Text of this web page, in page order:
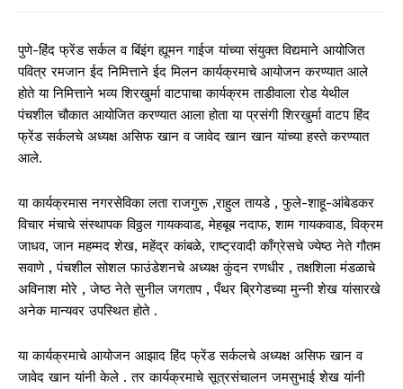
पुणे-हिंद फ्रेंड सर्कल व बिंइंग ह्यूमन गाईज यांच्या संयुक्त विद्यमाने आयोजित
पवित्र रमजान ईद निमित्ताने ईद मिलन कार्यक्रमाचे आयोजन करण्यात आले
होते या निमित्ताने भव्य शिरखुर्मा वाटपाचा कार्यक्रम ताडीवाला रोड येथील
पंचशील चौकात आयोजित करण्यात आला होता या प्रसंगी शिरखुर्मा वाटप हिंद
फ्रेंड सर्कलचे अध्यक्ष असिफ खान व जावेद खान खान यांच्या हस्ते करण्यात
आले.
या कार्यक्रमास नगरसेविका लता राजगुरू ,राहुल तायडे , फुले-शाहू-आंबेडकर
विचार मंचाचे संस्थापक विठ्ठल गायकवाड, मेहबूब नदाफ, शाम गायकवाड, विक्रम
जाधव, जान महम्मद शेख, महेंद्र कांबळे, राष्ट्रवादी काँग्रेसचे ज्येष्ठ नेते गौतम
सवाणे , पंचशील सोशल फाउंडेशनचे अध्यक्ष कुंदन रणधीर , तक्षशिला मंडळाचे
अविनाश मोरे , जेष्ठ नेते सुनील जगताप , पँथर ब्रिगेडच्या मुन्नी शेख यांसारखे
अनेक मान्यवर उपस्थित होते .
या कार्यक्रमाचे आयोजन आझाद हिंद फ्रेंड सर्कलचे अध्यक्ष असिफ खान व
जावेद खान यांनी केले . तर कार्यक्रमाचे सूत्रसंचालन जमसुभाई शेख यांनी